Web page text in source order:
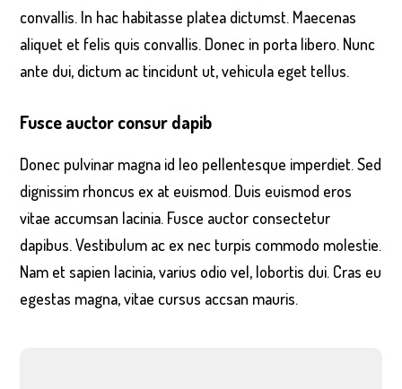
convallis. In hac habitasse platea dictumst. Maecenas
aliquet et felis quis convallis. Donec in porta libero. Nunc
ante dui, dictum ac tincidunt ut, vehicula eget tellus.
Fusce auctor consur dapib
Donec pulvinar magna id leo pellentesque imperdiet. Sed
dignissim rhoncus ex at euismod. Duis euismod eros
vitae accumsan lacinia. Fusce auctor consectetur
dapibus. Vestibulum ac ex nec turpis commodo molestie.
Nam et sapien lacinia, varius odio vel, lobortis dui. Cras eu
egestas magna, vitae cursus accsan mauris.